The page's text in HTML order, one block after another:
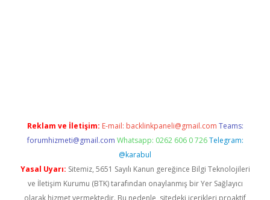
Reklam ve İletişim: E-mail: backlinkpaneli@gmail.com Teams:
forumhizmeti@gmail.com Whatsapp: 0262 606 0 726 Telegram:
@karabul
Yasal Uyarı: Sitemiz, 5651 Sayılı Kanun gereğince Bilgi Teknolojileri
ve İletişim Kurumu (BTK) tarafından onaylanmış bir Yer Sağlayıcı
olarak hizmet vermektedir. Bu nedenle, sitedeki içerikleri proaktif